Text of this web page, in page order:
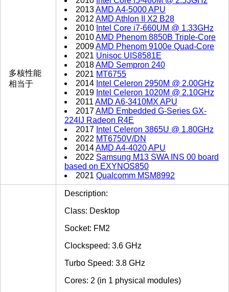
多核性能
相当于
2013AMD A4-5000 APU
2012AMD Athlon II X2 B28
2010 Intel Core i7-660UM @ 1.33GHz
2010AMD Phenom 8850B Triple-Core
2009AMD Phenom 9100e Quad-Core
2021 Unisoc UIS8581E
2018AMD Sempron 240
2021 MT6755
2014 Intel Celeron 2950M @ 2.00GHz
2019 Intel Celeron 1020M @ 2.10GHz
2011AMD A6-3410MX APU
2017AMD Embedded G-Series GX-
224IJ Radeon R4E
2017 Intel Celeron 3865U @ 1.80GHz
2022 MT6750V/DN
2014AMD A4-4020 APU
2022 Samsung M13 SWA INS 00 board
based on EXYNOS850
2021 Qualcomm MSM8992
Description:
Class: Desktop
Socket: FM2
Clockspeed: 3.6 GHz
Turbo Speed: 3.8 GHz
Cores: 2 (in 1 physical modules)